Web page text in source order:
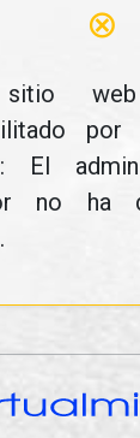
⊗
sitio
El
no ha